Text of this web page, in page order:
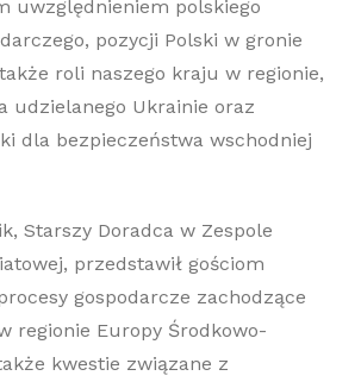
uwzględnieniem polskiego
pozycji Polski w gronie
roli naszego kraju w regionie,
udzielanego Ukrainie oraz
dla bezpieczeństwa wschodniej
Starszy Doradca w Zespole
przedstawił gościom
gospodarcze zachodzące
regionie Europy Środkowo-
kwestie związane z